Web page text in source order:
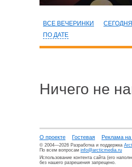
ВСЕ ВЕЧЕРИНКИ СЕГОДНЯ
ПО ДАТЕ
Ничего не
О проекте Гостевая Реклама на
© 2004—2026 Разработка и поддержка
По всем вопросам info@arcticmedia.ru
Использование контента сайта (его
без нашего разрешения запрещено.